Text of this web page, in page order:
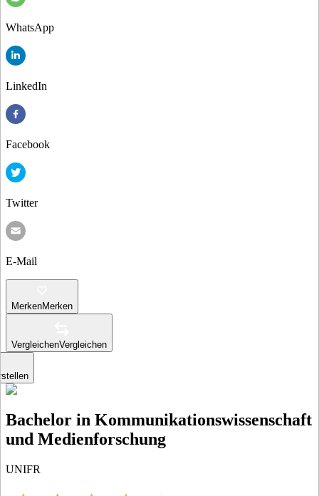
WhatsApp
LinkedIn
Facebook
Twitter
E-Mail
MerkenMerken
VergleichenVergleichen
Bachelor in Kommunikationswissenschaft
und Medienforschung
UNIFR